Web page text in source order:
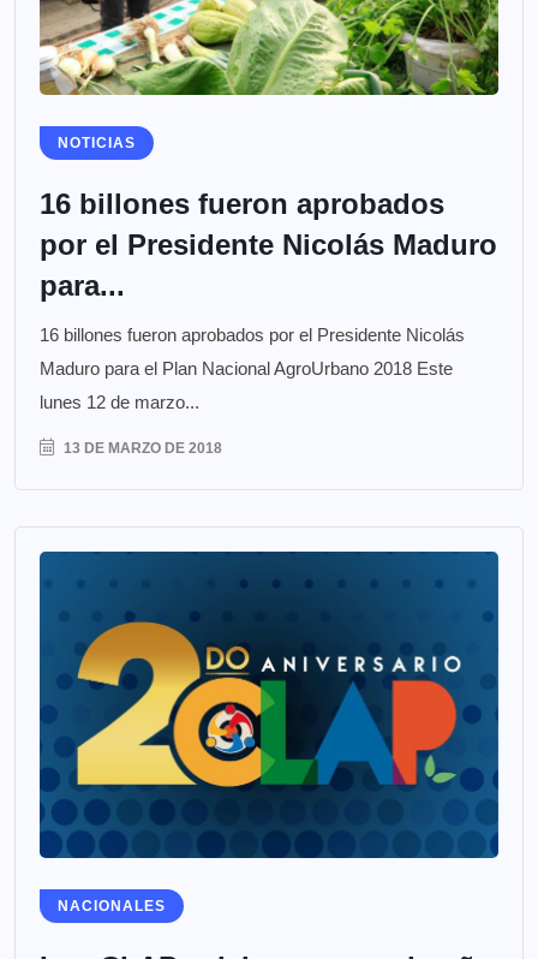
NOTICIAS
16 billones fueron aprobados
por el Presidente Nicolás Maduro
para...
16 billones fueron aprobados por el Presidente Nicolás
Maduro para el Plan Nacional AgroUrbano 2018 Este
lunes 12 de marzo...
13 DE MARZO DE 2018
NACIONALES